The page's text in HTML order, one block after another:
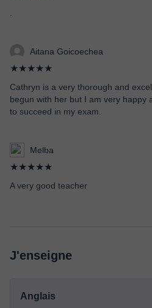
Aitana Goicoechea
★★★★★
Cathryn is a very thorough and
begun with her but I am very happy
to succeed in my exam.
Melba
★★★★★
A very good teacher
J'enseigne
Anglais